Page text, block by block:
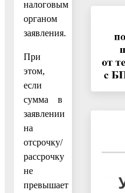
налоговым
органом
заявления.
При
этом,
если
сумма в
заявлении
на
отсрочку/
рассрочку
не
превышает